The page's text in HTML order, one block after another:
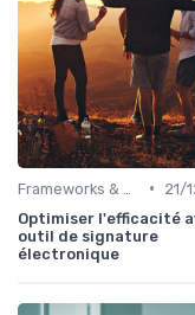
•
21/
Optimiser l'efficacité
outil de signature
électronique